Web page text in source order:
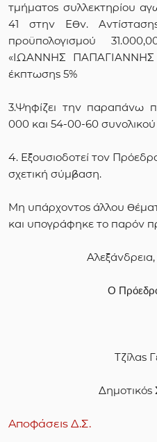
τμήματος συλλεκτηρίου
41 στην Εθν.
προϋπολογισμού
«ΙΩΑΝΝΗΣ ΠΑΠΑΓΙΑΝΝΗΣ
έκπτωσης 5%
3.Ψηφίζει την παραπάνω
000 και 54-00-60
4. Εξουσιοδοτεί τον
σχετική σύμβαση.
Μη υπάρχοντος άλλου
και υπογράφηκε το παρόν
Ο
Τζίλας
Αποφάσεις Δ.Σ.